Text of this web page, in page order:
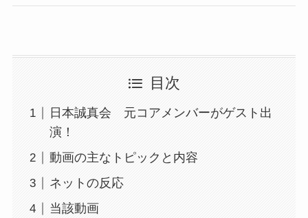
目次
日本誠真会 元コアメンバーがゲスト出
演！
動画の主なトピックと内容
ネットの反応
当該動画